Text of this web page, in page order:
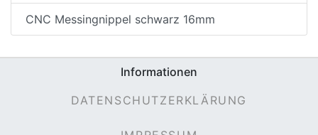
CNC Messingnippel schwarz 16mm
Informationen
DATENSCHUTZERKLÄRUNG